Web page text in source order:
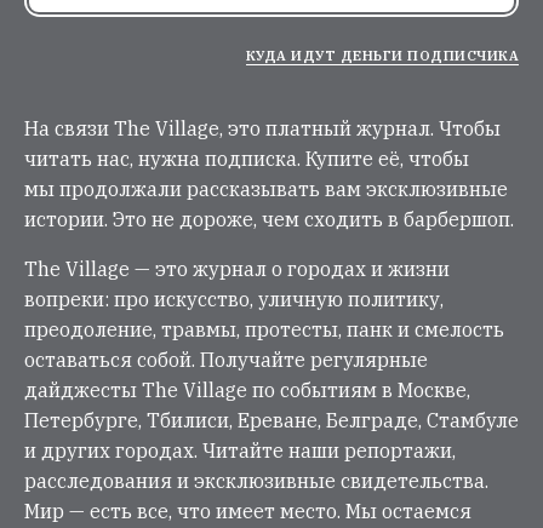
КУДА ИДУТ ДЕНЬГИ ПОДПИСЧИКА
На связи The Village, это платный журнал. Чтобы
читать нас, нужна подписка. Купите её, чтобы
мы продолжали рассказывать вам эксклюзивные
истории. Это не дороже, чем сходить в барбершоп.
The Village — это журнал о городах и жизни
вопреки: про искусство, уличную политику,
преодоление, травмы, протесты, панк и смелость
оставаться собой. Получайте регулярные
дайджесты The Village по событиям в Москве,
Петербурге, Тбилиси, Ереване, Белграде, Стамбуле
и других городах. Читайте наши репортажи,
расследования и эксклюзивные свидетельства.
Мир — есть все, что имеет место. Мы остаемся